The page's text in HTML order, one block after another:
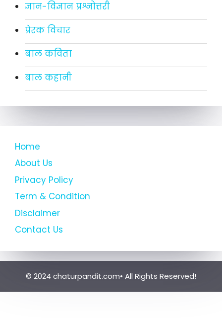
ज्ञान-विज्ञान प्रश्नोत्तरी
प्रेरक विचार
बाल कविता
बाल कहानी
Home
About Us
Privacy Policy
Term & Condition
Disclaimer
Contact Us
© 2024 chaturpandit.com• All Rights Reserved!